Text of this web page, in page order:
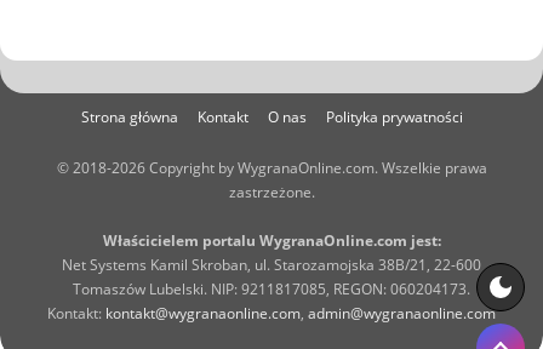
Strona główna Kontakt O nas Polityka prywatności
© 2018-2026 Copyright by WygranaOnline.com. Wszelkie prawa
zastrzeżone.
Właścicielem portalu WygranaOnline.com jest:
Net Systems Kamil Skroban, ul. Starozamojska 38B/21, 22-600
Tomaszów Lubelski. NIP: 9211817085, REGON: 060204173.
Kontakt: kontakt@wygranaonline.com, admin@wygranaonline.com